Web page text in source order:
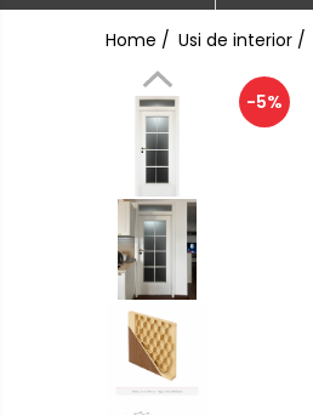
Home / Usi de interior /
-5%